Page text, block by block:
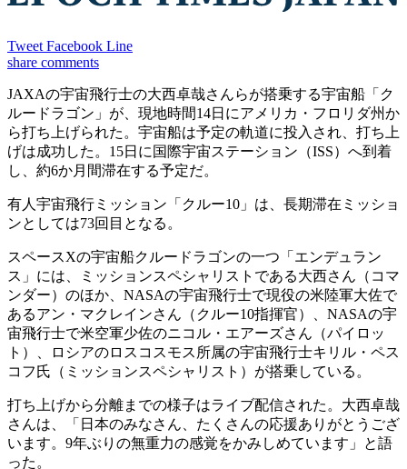
Tweet Facebook Line
share comments
JAXAの宇宙飛行士の大西卓哉さんらが搭乗する宇宙船「ク
ルードラゴン」が、現地時間14日にアメリカ・フロリダ州か
ら打ち上げられた。宇宙船は予定の軌道に投入され、打ち上
げは成功した。15日に国際宇宙ステーション（ISS）へ到着
し、約6か月間滞在する予定だ。
有人宇宙飛行ミッション「クルー10」は、長期滞在ミッショ
ンとしては73回目となる。
スペースXの宇宙船クルードラゴンの一つ「エンデュラン
ス」には、ミッションスペシャリストである大西さん（コマ
ンダー）のほか、NASAの宇宙飛行士で現役の米陸軍大佐で
あるアン・マクレインさん（クルー10指揮官）、NASAの宇
宙飛行士で米空軍少佐のニコル・エアーズさん（パイロッ
ト）、ロシアのロスコスモス所属の宇宙飛行士キリル・ペス
コフ氏（ミッションスペシャリスト）が搭乗している。
打ち上げから分離までの様子はライブ配信された。大西卓哉
さんは、「日本のみなさん、たくさんの応援ありがとうござ
います。9年ぶりの無重力の感覚をかみしめています」と語
った。